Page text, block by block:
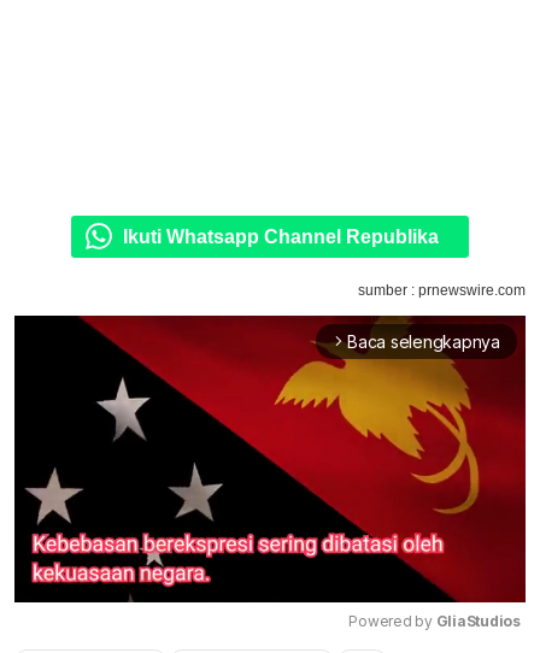
Ikuti Whatsapp Channel Republika
sumber : prnewswire.com
arrow_forward_ios Baca selengkapnya
Powered by GliaStudios